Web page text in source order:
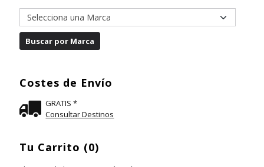
Costes de Envío
GRATIS *
Consultar Destinos
Tu Carrito (0)